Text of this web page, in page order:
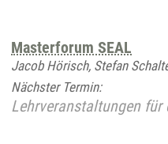
Masterforum SEAL
Jacob Hörisch, Stefan
Nächster Termin:
Lehrveranstaltungen für